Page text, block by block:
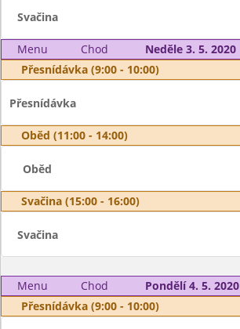
Svačina
Menu Chod
Neděle 3. 5. 2020
Přesnídávka (9:00 - 10:00)
Přesnídávka
Oběd (11:00 - 14:00)
Oběd
Svačina (15:00 - 16:00)
Svačina
Menu Chod
Pondělí 4. 5. 2020
Přesnídávka (9:00 - 10:00)